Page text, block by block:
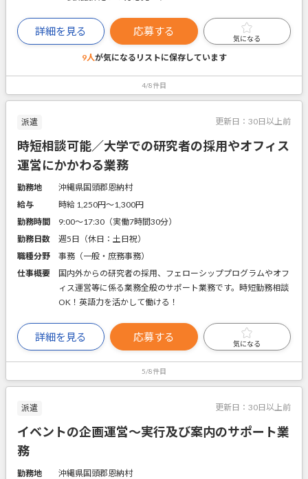
詳細を見る 応募する
気になる
9人が気になるリストに保存しています
4/8件目
派遣 更新日： 30日以上前
時短相談可能／大学での研究者の採用やオフィス
運営にかかわる業務
勤務地
沖縄県国頭郡恩納村
給与
時給 1,250円〜1,300円
勤務時間
9:00～17:30（実働7時間30分）
勤務日数
週5日（休日：土日祝）
職種分野
事務（一般・庶務事務）
仕事概要
国内外からの研究者の採用、フェローシッププログラムやオフ
ィス運営等に係る業務全般のサポート業務です。時短勤務相談
OK！英語力を活かして働ける！
詳細を見る 応募する
気になる
5/8件目
派遣 更新日： 30日以上前
イベントの企画運営～実行及び案内のサポート業
務
勤務地
沖縄県国頭郡恩納村